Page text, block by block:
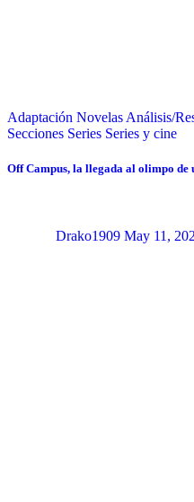
Adaptación Novelas Análisis/
Secciones Series Series y cine
Off Campus, la llegada al olimpo de
Drako1909 May 11,